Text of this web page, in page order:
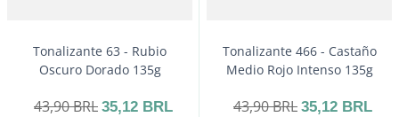
Tonalizante 63 - Rubio
Oscuro Dorado 135g
43,90BRL 35,12 BRL
Tonalizante 466 - Castaño
Medio Rojo Intenso 135g
43,90BRL 35,12 BRL